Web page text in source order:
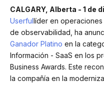
CALGARY, Alberta - 1 de
Userfullíder en operaciones
de observabilidad, ha
Ganador Platino en la
Información - SaaS en los
Business Awards. Este
la compañía en la